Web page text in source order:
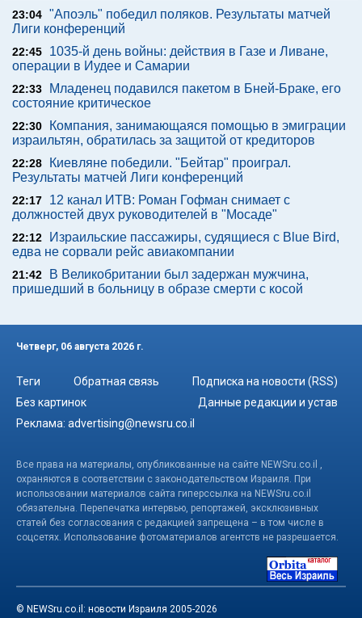
23:04 "Апоэль" победил поляков. Результаты матчей
Лиги конференций
22:45
1035-й день войны: действия в Газе и Ливане,
операции в Иудее и Самарии
22:33
Младенец подавился пакетом в Бней-Браке, его
состояние критическое
22:30
Компания, занимающаяся помощью в эмиграции
израильтян, обратилась за защитой от кредиторов
22:28
Киевляне победили. "Бейтар" проиграл.
Результаты матчей Лиги конференций
22:17
12 канал ИТВ: Роман Гофман снимает с
должностей двух руководителей в "Мосаде"
22:12
Израильские пассажиры, судящиеся с Blue Bird,
едва не сорвали рейс авиакомпании
21:42
В Великобритании был задержан мужчина,
пришедший в больницу в образе смерти с косой
Четверг, 06 августа 2026 г.
Теги Обратная связь
Подписка на новости (RSS)
Без картинок
Данные редакции и устав
Реклама: advertising@newsru.co.il
Все права на материалы, опубликованные на сайте NEWSru.co.il ,
охраняются в соответствии с законодательством Израиля. При
использовании материалов сайта гиперссылка на NEWSru.co.il
обязательна. Перепечатка интервью, репортажей, эксклюзивных
статей без согласования с редакцией запрещена – в том числе в
соцсетях. Использование фотоматериалов агентств не разрешается.
© NEWSru.co.il: новости Израиля 2005-2026